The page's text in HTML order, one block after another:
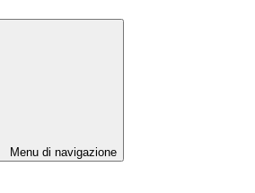
Menu di navigazione